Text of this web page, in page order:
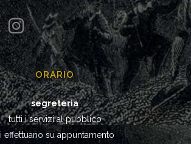
ORARIO
segreteria
tutti i servizi al pubblico
effettuano su appuntamento